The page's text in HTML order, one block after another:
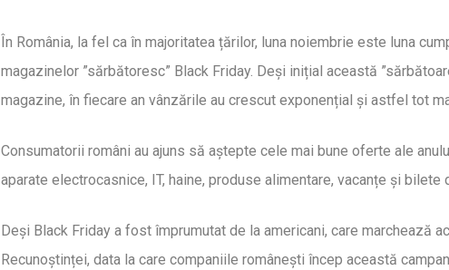
În România, la fel ca în majoritatea țărilor, luna noiembrie este luna
magazinelor ”sărbătoresc” Black Friday. Deși inițial această
magazine, în fiecare an vânzările au crescut exponențial și astfel tot
Consumatorii români au ajuns să aștepte cele mai bune oferte ale
aparate electrocasnice, IT, haine, produse alimentare, vacanțe și
Deși Black Friday a fost împrumutat de la americani, care marchează
Recunoștinței, data la care companiile românești încep această